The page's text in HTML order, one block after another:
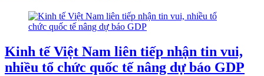
Kinh tế Việt Nam liên tiếp nhận tin vui,
nhiều tổ chức quốc tế nâng dự báo GDP